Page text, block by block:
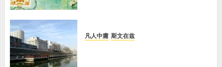
凡人中庸 斯文在兹